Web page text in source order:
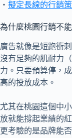
・ 擬定長線的行銷
為什麼桃園行銷不
廣告就像是短跑衝
沒有足夠的肌耐力
力。只要預算停，
高的投放成本。
尤其在桃園這個中
放就能撐起業績的
更考驗的是品牌能